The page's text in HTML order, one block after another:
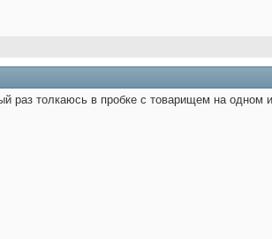
раз толкаюсь в пробке с товарищем на одном